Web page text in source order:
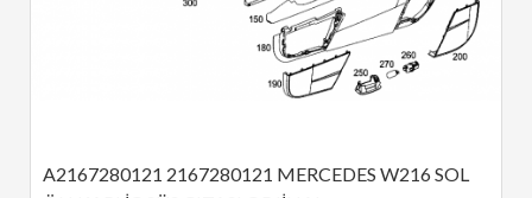
A2167280121 2167280121 MERCEDES W216 SOL